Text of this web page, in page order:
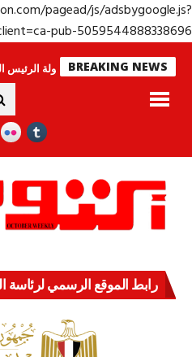
pagead/js/
client=ca-pub-
BREAKING NEWS
لا ينامون جولة الرئيس السيسي
رابط الموقع الرسمي لرئاسة